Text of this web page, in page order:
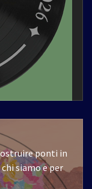
ponti in
siamo e per